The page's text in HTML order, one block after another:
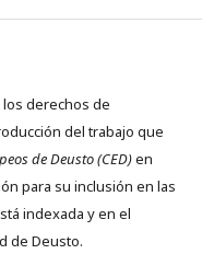
los derechos de
del trabajo que
de Deusto (CED)en
para su inclusión en las
indexada y en el
de Deusto.